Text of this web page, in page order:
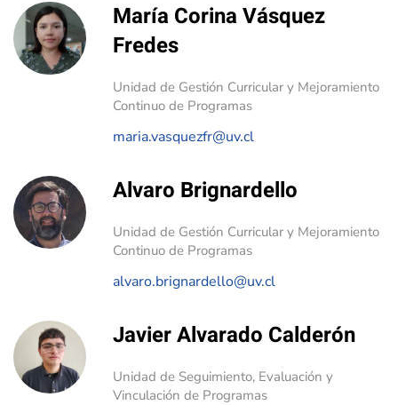
María Corina Vásquez
Fredes
Unidad de Gestión Curricular y Mejoramiento
Continuo de Programas
maria.vasquezfr@uv.cl
Alvaro Brignardello
Unidad de Gestión Curricular y Mejoramiento
Continuo de Programas
alvaro.brignardello@uv.cl
Javier Alvarado Calderón
Unidad de Seguimiento, Evaluación y
Vinculación de Programas